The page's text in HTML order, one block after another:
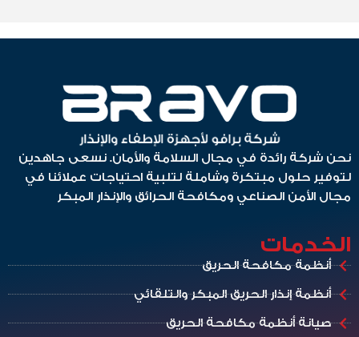
نحن شركة رائدة في مجال السلامة والأمان. نسعى جاهدين
لتوفير حلول مبتكرة وشاملة لتلبية احتياجات عملائنا في
مجال الأمن الصناعي ومكافحة الحرائق والإنذار المبكر
الخدمات
أنظمة مكافحة الحريق
أنظمة إنذار الحريق المبكر والتلقائي
صيانة أنظمة مكافحة الحريق